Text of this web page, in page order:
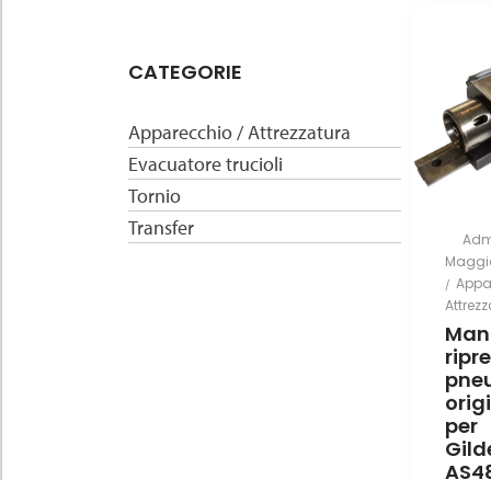
By
Posted
on
in
per
CATEGORIE
Apparecchio / Attrezzatura
Evacuatore trucioli
Tornio
Transfer